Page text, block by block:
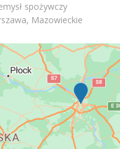
spożywczy
Mazowieckie